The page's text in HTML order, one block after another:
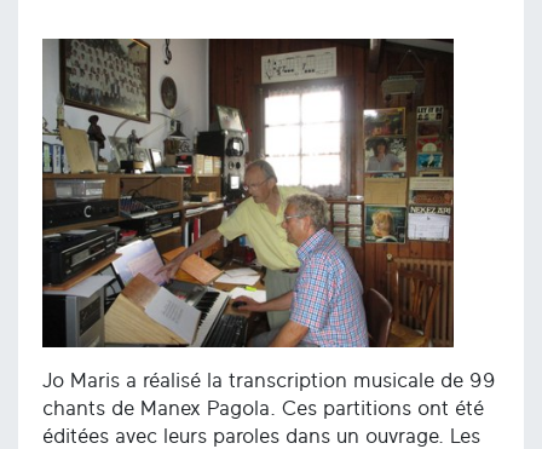
Jo Maris a réalisé la transcription musicale de 99
chants de Manex Pagola. Ces partitions ont été
éditées avec leurs paroles dans un ouvrage. Les